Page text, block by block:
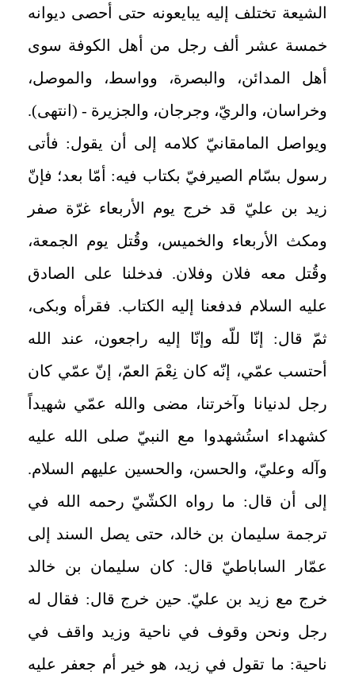
الشيعة تختلف إليه يبايعونه حتى أحصى ديوانه
خمسة عشر ألف رجل من أهل الكوفة سوى
أهل المدائن، والبصرة، وواسط، والموصل،
وخراسان، والريّ، وجرجان، والجزيرة - (انتهى).
ويواصل المامقانيّ كلامه إلى أن يقول: فأتى
رسول بسّام الصيرفيّ بكتاب فيه: أمّا بعد؛ فإنّ
زيد بن عليّ قد خرج يوم الأربعاء غرّة صفر
ومكث الأربعاء والخميس، وقُتل يوم الجمعة،
وقُتل معه فلان وفلان. فدخلنا على الصادق
عليه السلام فدفعنا إليه الكتاب. فقرأه وبكى،
ثمّ قال: إنّا للّه وإنّا إليه راجعون، عند الله
أحتسب عمّي، إنّه كان نِعْمَ العمّ، إنّ عمّي كان
رجل لدنيانا وآخرتنا، مضى والله عمّي شهيداً
كشهداء استُشهدوا مع النبيّ صلى الله عليه
وآله وعليّ، والحسن، والحسين عليهم السلام.
إلى أن قال: ما رواه الكشّيّ رحمه الله في
ترجمة سليمان بن خالد، حتى يصل السند إلى
عمّار الساباطيّ قال: كان سليمان بن خالد
خرج مع زيد بن عليّ. حين خرج قال: فقال له
رجل ونحن وقوف في ناحية وزيد واقف في
ناحية: ما تقول في زيد، هو خير أم جعفر عليه